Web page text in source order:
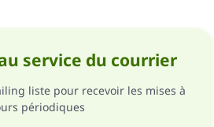
service du courrier
liste pour recevoir les mises à
périodiques